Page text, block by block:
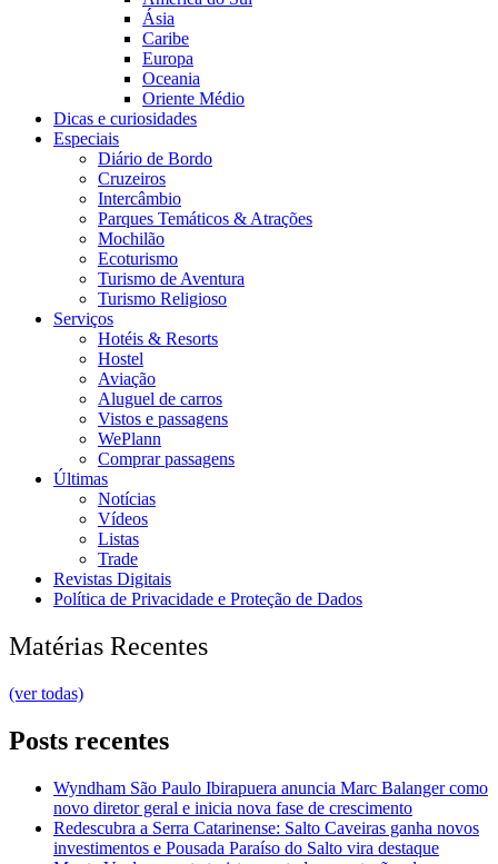
Ásia
Caribe
Europa
Oceania
Oriente Médio
Dicas e curiosidades
Especiais
Diário de Bordo
Cruzeiros
Intercâmbio
Parques Temáticos & Atrações
Mochilão
Ecoturismo
Turismo de Aventura
Turismo Religioso
Serviços
Hotéis & Resorts
Hostel
Aviação
Aluguel de carros
Vistos e passagens
WePlann
Comprar passagens
Últimas
Notícias
Vídeos
Listas
Trade
Revistas Digitais
Política de Privacidade e Proteção de Dados
Matérias Recentes
(ver todas)
Posts recentes
Wyndham São Paulo Ibirapuera anuncia Marc Balanger como
novo diretor geral e inicia nova fase de crescimento
Redescubra a Serra Catarinense: Salto Caveiras ganha novos
investimentos e Pousada Paraíso do Salto vira destaque